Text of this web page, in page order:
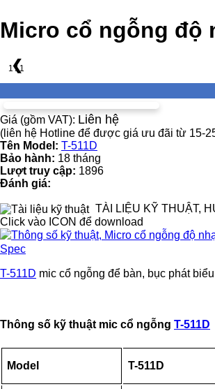
Micro cổ ngỗng độ
1 / 1
❮
Giá (gồm VAT): Liên hệ
(liên hệ Hotline để được giá ưu đãi từ 15-
Tên Model: T-511D
Bảo hành: 18 tháng
Lượt truy cập: 1896
Đánh giá:
TÀI LIỆU KỸ THUẬT,
Click vào ICON để download
Spec
T-511D mic cổ ngỗng để bàn, bục phát
Thông số kỹ thuật mic cổ ngỗng T-511D
Model T-511D